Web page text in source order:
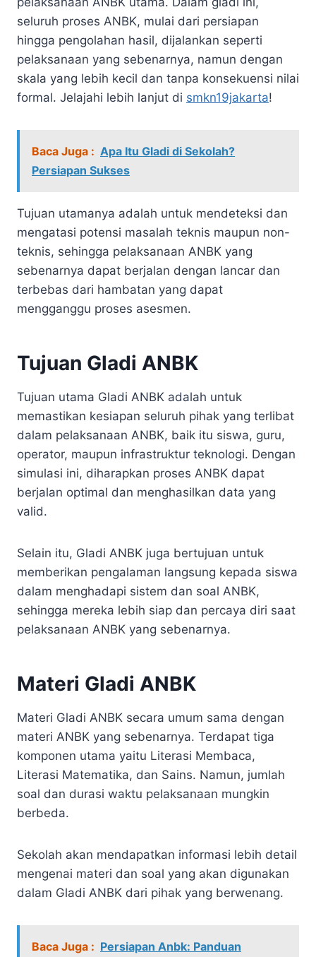
seluruh proses ANBK, mulai dari persiapan
hingga pengolahan hasil, dijalankan seperti
pelaksanaan yang sebenarnya, namun dengan
skala yang lebih kecil dan tanpa konsekuensi nilai
formal. Jelajahi lebih lanjut di smkn19jakarta!
Baca Juga : Apa Itu Gladi di Sekolah?
Persiapan Sukses
Tujuan utamanya adalah untuk mendeteksi dan
mengatasi potensi masalah teknis maupun non-
teknis, sehingga pelaksanaan ANBK yang
sebenarnya dapat berjalan dengan lancar dan
terbebas dari hambatan yang dapat
mengganggu proses asesmen.
Tujuan Gladi ANBK
Tujuan utama Gladi ANBK adalah untuk
memastikan kesiapan seluruh pihak yang terlibat
dalam pelaksanaan ANBK, baik itu siswa, guru,
operator, maupun infrastruktur teknologi. Dengan
simulasi ini, diharapkan proses ANBK dapat
berjalan optimal dan menghasilkan data yang
valid.
Selain itu, Gladi ANBK juga bertujuan untuk
memberikan pengalaman langsung kepada siswa
dalam menghadapi sistem dan soal ANBK,
sehingga mereka lebih siap dan percaya diri saat
pelaksanaan ANBK yang sebenarnya.
Materi Gladi ANBK
Materi Gladi ANBK secara umum sama dengan
materi ANBK yang sebenarnya. Terdapat tiga
komponen utama yaitu Literasi Membaca,
Literasi Matematika, dan Sains. Namun, jumlah
soal dan durasi waktu pelaksanaan mungkin
berbeda.
Sekolah akan mendapatkan informasi lebih detail
mengenai materi dan soal yang akan digunakan
dalam Gladi ANBK dari pihak yang berwenang.
Baca Juga : Persiapan Anbk: Panduan